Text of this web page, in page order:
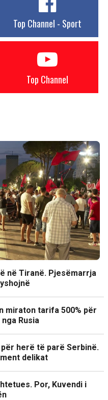
Top Channel - Sport
Top Channel
në Tiranë. Pjesëmarrja
miraton tarifa 500% për
Rusia
herë të parë Serbinë.
delikat
Por, Kuvendi i